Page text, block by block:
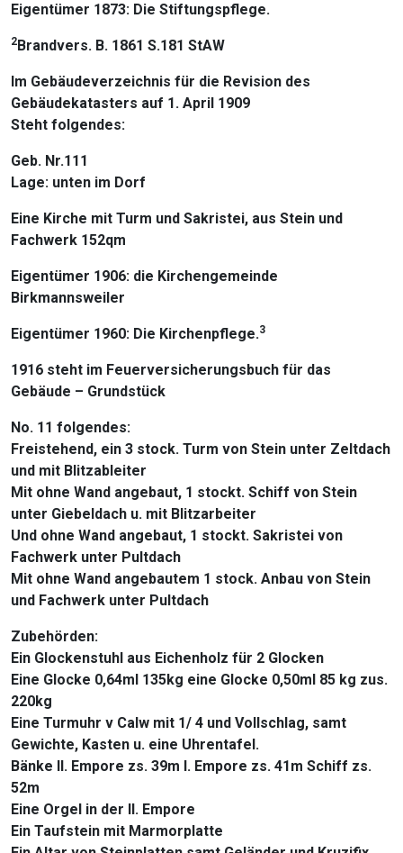
Eigentümer 1873: Die Stiftungspflege.
2Brandvers. B. 1861 S.181 StAW
Im Gebäudeverzeichnis für die Revision des
Gebäudekatasters auf 1. April 1909
Steht folgendes:
Geb. Nr.111
Lage: unten im Dorf
Eine Kirche mit Turm und Sakristei, aus Stein und
Fachwerk 152qm
Eigentümer 1906: die Kirchengemeinde
Birkmannsweiler
Eigentümer 1960: Die Kirchenpflege.3
1916 steht im Feuerversicherungsbuch für das
Gebäude – Grundstück
No. 11 folgendes:
Freistehend, ein 3 stock. Turm von Stein unter Zeltdach
und mit Blitzableiter
Mit ohne Wand angebaut, 1 stockt. Schiff von Stein
unter Giebeldach u. mit Blitzarbeiter
Und ohne Wand angebaut, 1 stockt. Sakristei von
Fachwerk unter Pultdach
Mit ohne Wand angebautem 1 stock. Anbau von Stein
und Fachwerk unter Pultdach
Zubehörden:
Ein Glockenstuhl aus Eichenholz für 2 Glocken
Eine Glocke 0,64ml 135kg eine Glocke 0,50ml 85 kg zus.
220kg
Eine Turmuhr v Calw mit 1/ 4 und Vollschlag, samt
Gewichte, Kasten u. eine Uhrentafel.
Bänke II. Empore zs. 39m I. Empore zs. 41m Schiff zs.
52m
Eine Orgel in der II. Empore
Ein Taufstein mit Marmorplatte